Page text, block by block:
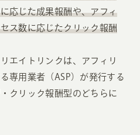
応じた成果報酬や、アフィ
ス数に応じたクリック報酬
エイトリンクは、アフィリ
専用業者（ASP）が発行する
クリック報酬型のどちらに